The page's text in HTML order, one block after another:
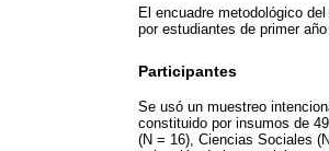
El encuadre metodológico
por estudiantes de primer
Participantes
Se usó un muestreo
constituido por insumos de
(N = 16), Ciencias Sociales